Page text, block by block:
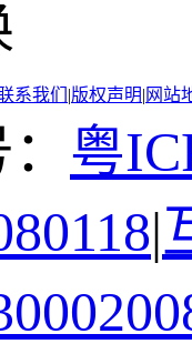
系我们 |版权声明| 网站
粤
|